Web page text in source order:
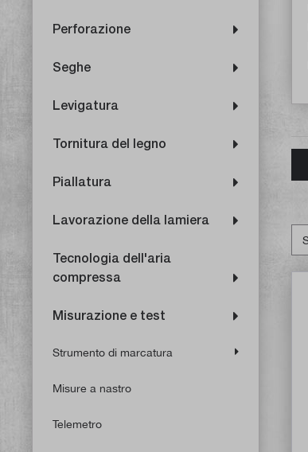
Perforazione
Seghe
Levigatura
Tornitura del legno
Piallatura
Lavorazione della lamiera
Tecnologia dell'aria
compressa
Misurazione e test
Strumento di marcatura
Misure a nastro
Telemetro